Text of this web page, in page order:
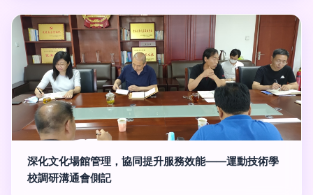
深化文化場館管理，協同提升服務效能——運動技術學
校調研溝通會側記